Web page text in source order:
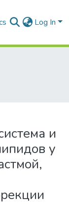
Log In
и
у